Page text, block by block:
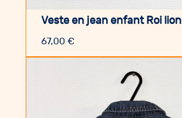
Veste en jean enfant Roi lion
67,00 €